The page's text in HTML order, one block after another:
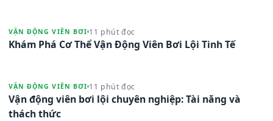
VẬN ĐỘNG VIÊN BƠI 11 phút đọc
Khám Phá Cơ Thể Vận Động Viên Bơi Lội Tinh Tế
VẬN ĐỘNG VIÊN BƠI 11 phút đọc
Vận động viên bơi lội chuyên nghiệp: Tài năng và
thách thức